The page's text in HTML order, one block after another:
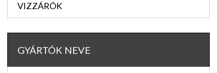
VIZZÁRÓK
GYÁRTÓK NEVE